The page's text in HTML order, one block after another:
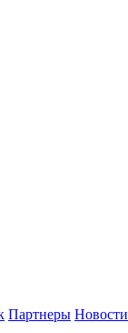
Партнеры Новости